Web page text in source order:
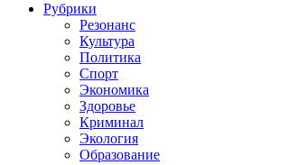
Рубрики
Резонанс
Культура
Политика
Спорт
Экономика
Здоровье
Криминал
Экология
Образование